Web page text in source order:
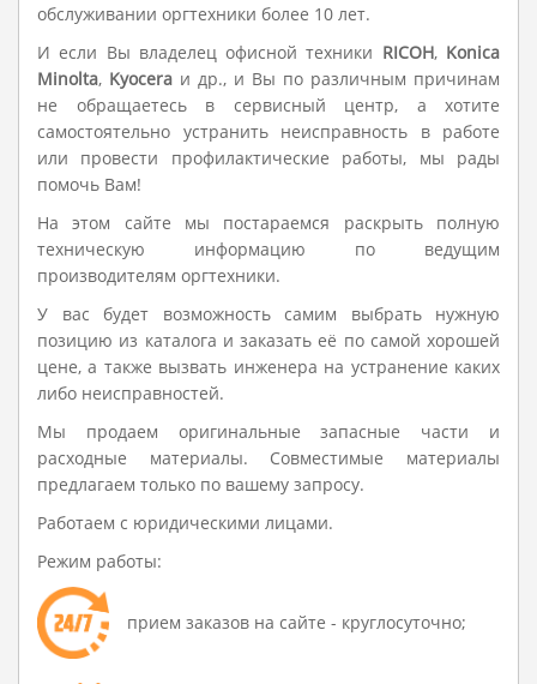
обслуживании оргтехники более 10 лет.
И если Вы владелец офисной техники RICOH, Konica
Minolta, Kyocera и др., и Вы по различным причинам
не обращаетесь в сервисный центр, а хотите
самостоятельно устранить неисправность в работе
или провести профилактические работы, мы рады
помочь Вам!
На этом сайте мы постараемся раскрыть полную
техническую информацию по ведущим
производителям оргтехники.
У вас будет возможность самим выбрать нужную
позицию из каталога и заказать её по самой хорошей
цене, а также вызвать инженера на устранение каких
либо неисправностей.
Мы продаем оригинальные запасные части и
расходные материалы. Совместимые материалы
предлагаем только по вашему запросу.
Работаем с юридическими лицами.
Режим работы:
прием заказов на сайте - круглосуточно;